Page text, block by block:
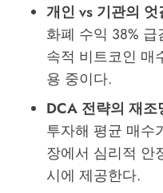
개인 vs 기관의
화폐 수익 38% 급
속적 비트코인 매
용 중이다.
DCA 전략의 재조
투자해 평균 매수
장에서 심리적 안
시에 제공한다.